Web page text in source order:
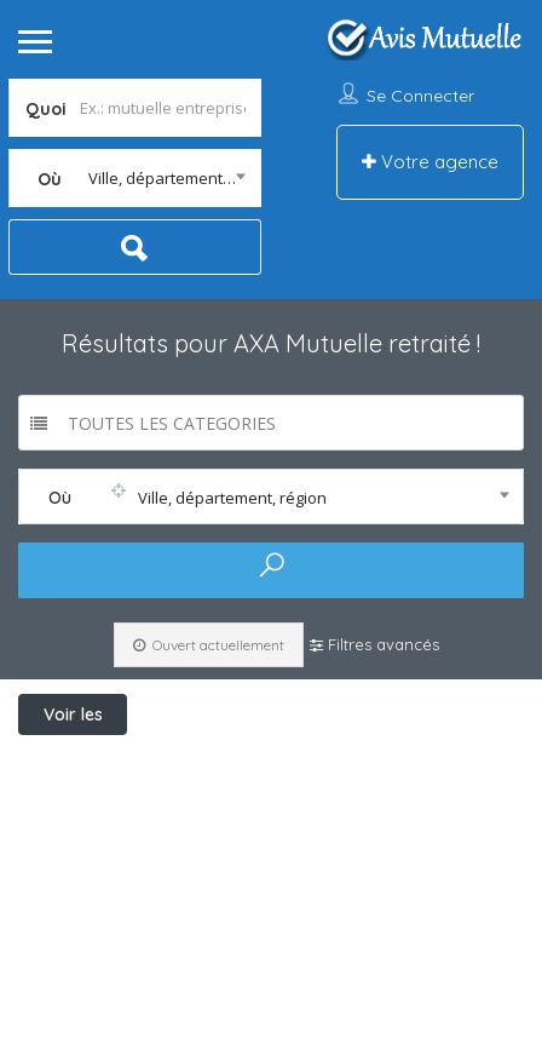
Quoi
Où Ville, département, région
Se Connecter
Votre agence
Résultats pour AXA Mutuelle retraité !
TOUTES LES CATEGORIES
Où Ville, département, région
Ouvert actuellement Filtres avancés
Voir les